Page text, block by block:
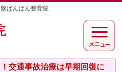
ばんばん整骨院
交通事故治療は早期回復に